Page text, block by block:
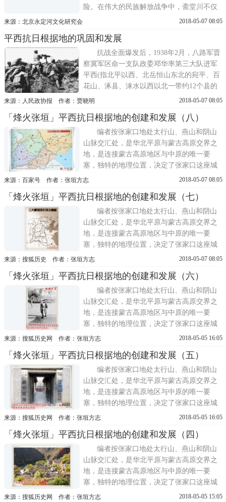
险。在伟大的民族解放战争中，斋堂川不仅
孕育呵护了平西抗日根据地，而且使平西这
伟大的民族解放事业谱写了辉煌的诗篇。党
中央的战略决策七·七事变后，中国共产党号
召全国人民总动员，广泛发动群...
来源：北京永定河文化研究会 2018-05-07 08:05
平西抗日根据地的巩固和发展
抗战全面爆发后，1938年2月，八路军晋
察冀军区命一支队政委邓华率第三大队进军
平西(指北平以西、北岳恒山东北的宛平、百
花山、涿县、涞水以西以北一带约12个县的
地区)。邓华支队进入平西斋堂，收编伪军、
捷，收复了房山、涞水、涿县、昌平、宛
平、宣化、涿鹿、怀来的大片地区，以斋堂
为中心创建了平西抗日根据地。5月...
来源：人民政协报 作者：贾晓明 2018-05-07 08:05
「烽火张垣」平西抗日根据地的创建和发展（八）
编者按张家口地处太行山、燕山和阴山
山脉交汇处，是华北平原与蒙古高原交界之
地，是连接蒙古高原地区与中原的唯一要
塞，独特的地理位置，决定了张家口这座城
市重要的经济、军事、文化地位。翻开张家
战争史，一处处声名远扬的昔日战场，一座
座阅尽沧桑的要塞故垒，一段段气若长虹的
长城古垣，诉说着从上古民族融合到...
来源：百家号 作者：张垣方志 2018-05-07 08:05
「烽火张垣」平西抗日根据地的创建和发展（七）
编者按张家口地处太行山、燕山和阴山
山脉交汇处，是华北平原与蒙古高原交界之
地，是连接蒙古高原地区与中原的唯一要
塞，独特的地理位置，决定了张家口这座城
市重要的经济、军事、文化地位。翻开张家
战争史，一处处声名远扬的昔日战场，一座
座阅尽沧桑的要塞故垒，一段段气若长虹的
长城古垣，诉说着从上古民族融合到...
来源：搜狐历史 作者：张垣方志 2018-05-07 08:05
「烽火张垣」平西抗日根据地的创建和发展（六）
编者按张家口地处太行山、燕山和阴山
山脉交汇处，是华北平原与蒙古高原交界之
地，是连接蒙古高原地区与中原的唯一要
塞，独特的地理位置，决定了张家口这座城
市重要的经济、军事、文化地位。翻开张家
战争史，一处处声名远扬的昔日战场，一座
座阅尽沧桑的要塞故垒，一段段气若长虹的
长城古垣，诉说着从上古民族融合到...
来源：搜狐历史网 作者：张垣方志 2018-05-05 16:05
「烽火张垣」平西抗日根据地的创建和发展（五）
编者按张家口地处太行山、燕山和阴山
山脉交汇处，是华北平原与蒙古高原交界之
地，是连接蒙古高原地区与中原的唯一要
塞，独特的地理位置，决定了张家口这座城
市重要的经济、军事、文化地位。翻开张家
战争史，一处处声名远扬的昔日战场，一座
座阅尽沧桑的要塞故垒，一段段气若长虹的
长城古垣，诉说着从上古民族融合到...
来源：搜狐历史网 作者：张垣方志 2018-05-05 16:05
「烽火张垣」平西抗日根据地的创建和发展（四）
编者按张家口地处太行山、燕山和阴山
山脉交汇处，是华北平原与蒙古高原交界之
地，是连接蒙古高原地区与中原的唯一要
塞，独特的地理位置，决定了张家口这座城
市重要的经济、军事、文化地位。翻开张家
来源：搜狐历史网 作者：张垣方志 2018-05-05 15:05